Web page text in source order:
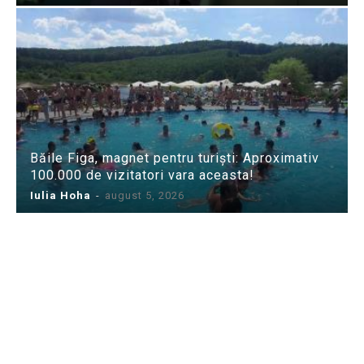
Băile Figa, magnet pentru turiști: Aproximativ
100.000 de vizitatori vara aceasta!
Iulia Hoha - august 5, 2026